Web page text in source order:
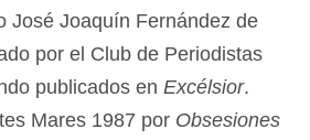
José Joaquín Fernández de
por el Club de Periodistas
publicados en Excélsior.
Mares 1987 por Obsesiones